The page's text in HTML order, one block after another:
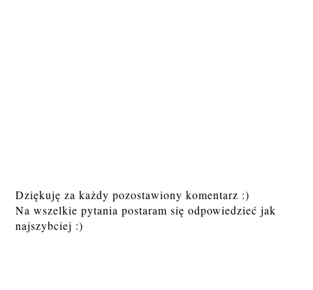
Dziękuję za każdy pozostawiony komentarz :)
Na wszelkie pytania postaram się odpowiedzieć jak
najszybciej :)